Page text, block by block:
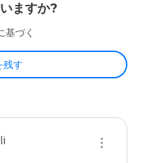
ますか?
基づく
残す